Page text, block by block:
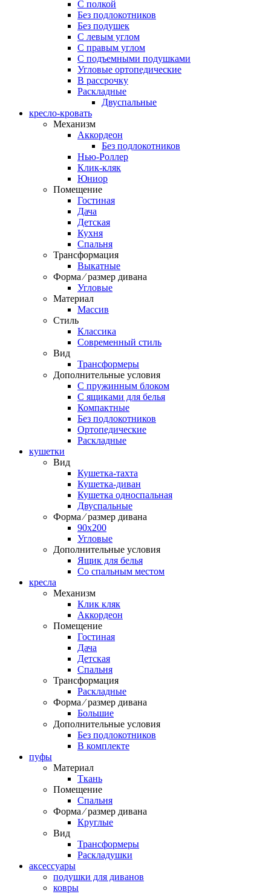
С полкой
Без подлокотников
Без подушек
C левым углом
C правым углом
С подъемными подушками
Угловые ортопедические
В рассрочку
Раскладные
Двуспальные
кресло-кровать
Механизм
Аккордеон
Без подлокотников
Нью-Роллер
Клик-кляк
Юниор
Помещение
Гостиная
Дача
Детская
Кухня
Спальня
Трансформация
Выкатные
Форма ⁄ размер дивана
Угловые
Материал
Массив
Стиль
Классика
Современный стиль
Вид
Трансформеры
Дополнительные условия
С пружинным блоком
С ящиками для белья
Компактные
Без подлокотников
Ортопедические
Раскладные
кушетки
Вид
Кушетка-тахта
Кушетка-диван
Кушетка односпальная
Двуспальные
Форма ⁄ размер дивана
90х200
Угловые
Дополнительные условия
Ящик для белья
Со спальным местом
кресла
Механизм
Клик кляк
Аккордеон
Помещение
Гостиная
Дача
Детская
Спальня
Трансформация
Раскладные
Форма ⁄ размер дивана
Большие
Дополнительные условия
Без подлокотников
В комплекте
пуфы
Материал
Ткань
Помещение
Спальня
Форма ⁄ размер дивана
Круглые
Вид
Трансформеры
Раскладушки
аксессуары
подушки для диванов
ковры